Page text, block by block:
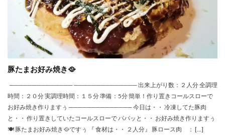
豚たまお好み焼き🥘
────────────── ────────────── 出来上がり数：２人分 全調理
時間：２０分 実調理時間：１５分 準備：5分 簡単！作り置きコールスローで
お好み焼き作りますぅ ────────────── 今日は・・ 冷凍してた豚肉
と・・ 作り置きしていたコールスローで パパッと・・ お好み焼き作りますぅ
🍽 豚たまお好み焼き🥘ですぅ 『 食材は・・ ２人分』 豚ロース肉 ： […]